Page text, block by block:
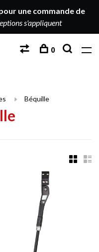
une commande de
s'appliquent
0
Béquille